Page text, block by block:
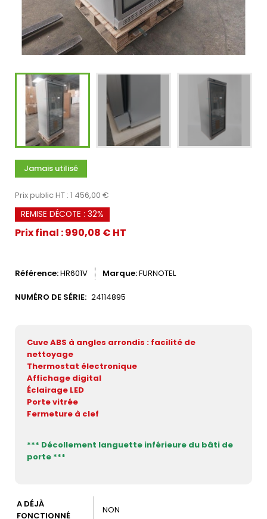
Jamais utilisé
Prix public HT : 1 456,00 €
REMISE DÉCOTE : 32%
Prix final : 990,08 € HT
Référence HR601V Marque FURNOTEL
NUMÉRO DE SÉRIE: 24114895
Cuve ABS à angles arrondis : facilité de
nettoyage
Thermostat électronique
Affichage digital
Éclairage LED
Porte vitrée
Fermeture à clef
*** Décollement languette inférieure du bâti de
porte ***
A DÉJÀ
FONCTIONNÉ
NON